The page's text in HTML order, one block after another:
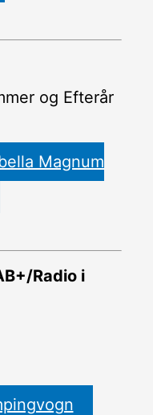
og Efterår
Magnum
Radio i